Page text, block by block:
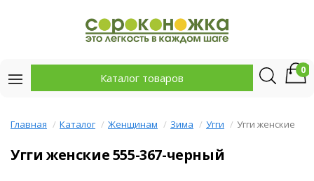
Каталог товаров
0
Главная Каталог Женщинам Зима Угги Угги женские
Угги женские 555-367-черный